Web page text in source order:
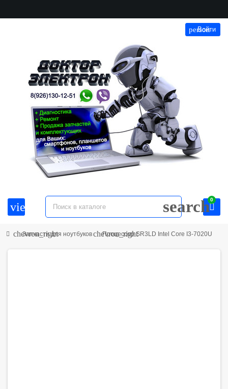
view_headline search
person
Войти
0
chevron_right
Запчасти для ноутбуковchevron_right
Процессор SR3LD Intel Core I3-7020U